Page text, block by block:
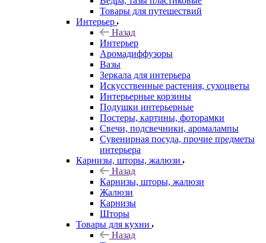
Товары для путешествий
Интерьер
Назад
Интерьер
Аромадиффузоры
Вазы
Зеркала для интерьера
Искусственные растения, сухоцветы
Интерьерные корзины
Подушки интерьерные
Постеры, картины, фоторамки
Свечи, подсвечники, аромалампы
Сувенирная посуда, прочие предметы
интерьера
Карнизы, шторы, жалюзи
Назад
Карнизы, шторы, жалюзи
Жалюзи
Карнизы
Шторы
Товары для кухни
Назад